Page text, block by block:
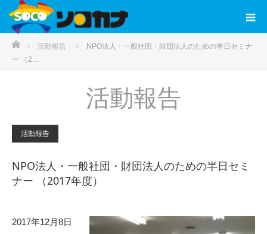
ホーム活動報告
NPO法人・一般社団・財団法人のための半日セミナ
ー （2…
活動報告
活動報告
NPO法人・一般社団・財団法人のための半日セミ
ナー （2017年度）
2017年12月8日